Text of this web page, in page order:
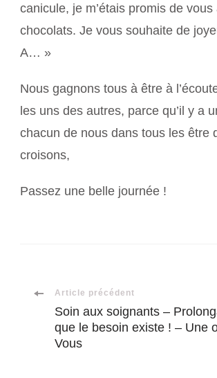
canicule, je m’étais promis de
chocolats. Je vous souhaite de
A… »
Nous gagnons tous à être à
les uns des autres, parce qu’il y a
chacun de nous dans tous les être
croisons,
Passez une belle journée !
Navigation
d'article
Article précédent
Soin aux soignants –
que le besoin existe ! – Une
Vous